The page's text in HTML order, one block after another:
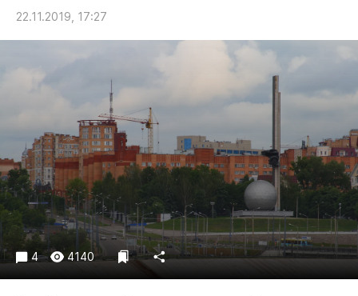
Народные новости
Авто и транспорт
Благоустройство
Культура
Недвижимость и ЖКХ
Образование
Общество
Погода
Праздники
Происшествия
Спорт
22.11.2019, 17:27
4 4140